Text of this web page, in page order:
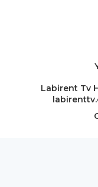
Labirent Tv